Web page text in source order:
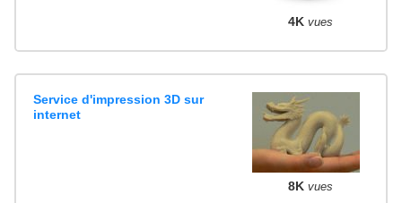
4K vues
Service d'impression 3D sur
internet
8K vues